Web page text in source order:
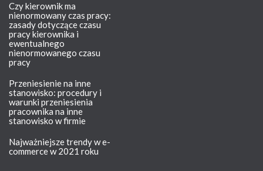
Czy kierownik ma
nienormowany czas pracy:
zasady dotyczące czasu
pracy kierownika i
ewentualnego
nienormowanego czasu
pracy
Przeniesienie na inne
stanowisko: procedury i
warunki przeniesienia
pracownika na inne
stanowisko w firmie
Najważniejsze trendy w e-
commerce w 2021 roku